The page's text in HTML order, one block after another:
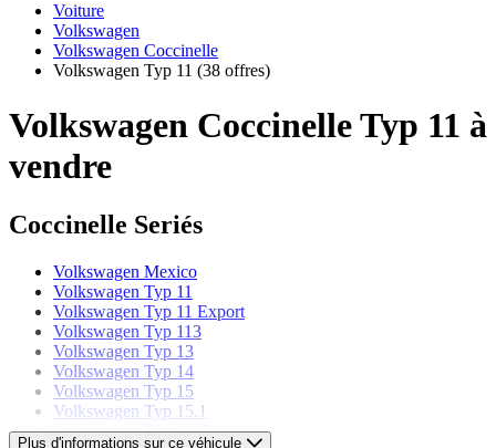
Voiture
Volkswagen
Volkswagen Coccinelle
Volkswagen Typ 11 (38 offres)
Volkswagen Coccinelle Typ 11 à
vendre
Coccinelle Seriés
Volkswagen Mexico
Volkswagen Typ 11
Volkswagen Typ 11 Export
Volkswagen Typ 113
Volkswagen Typ 13
Volkswagen Typ 14
Volkswagen Typ 15
Volkswagen Typ 15.1
Volkswagen Typ 82 E
Plus d'informations sur ce véhicule